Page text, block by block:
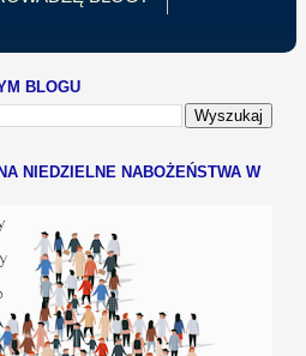
BLOGU
NIEDZIELNE NABOŻEŃSTWA W